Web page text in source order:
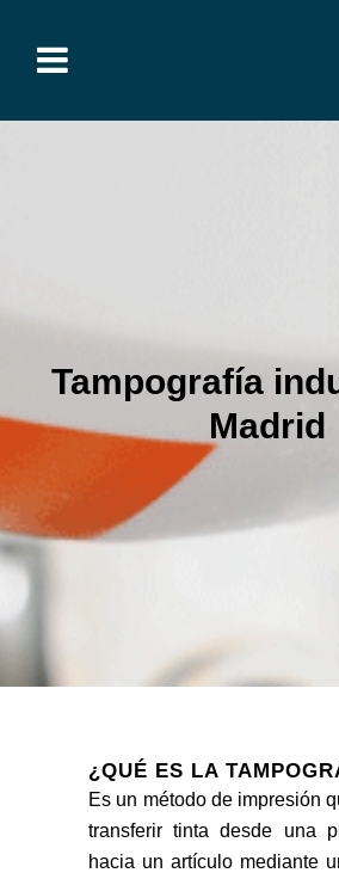
Tampografía
Madrid
¿QUÉ ES LA
Es un método de impresión
transferir tinta desde una
hacia un artículo mediante